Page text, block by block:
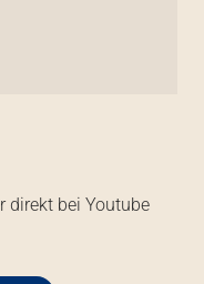
direkt bei Youtube